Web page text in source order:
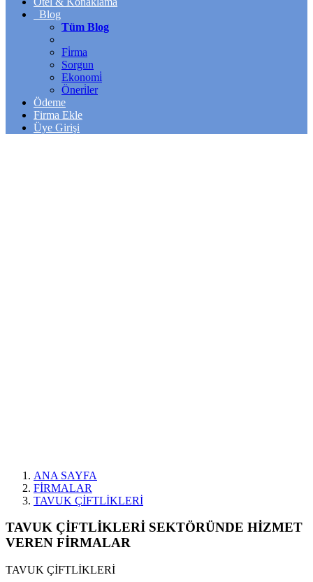
Blog
Tüm Blog
Fi̇rma
Sorgun
Ekonomi̇
Öneri̇ler
Ödeme
Firma Ekle
Üye Girişi
ANA SAYFA
FİRMALAR
TAVUK ÇİFTLİKLERİ
TAVUK ÇİFTLİKLERİ SEKTÖRÜNDE HİZMET
VEREN FİRMALAR
TAVUK ÇİFTLİKLERİ